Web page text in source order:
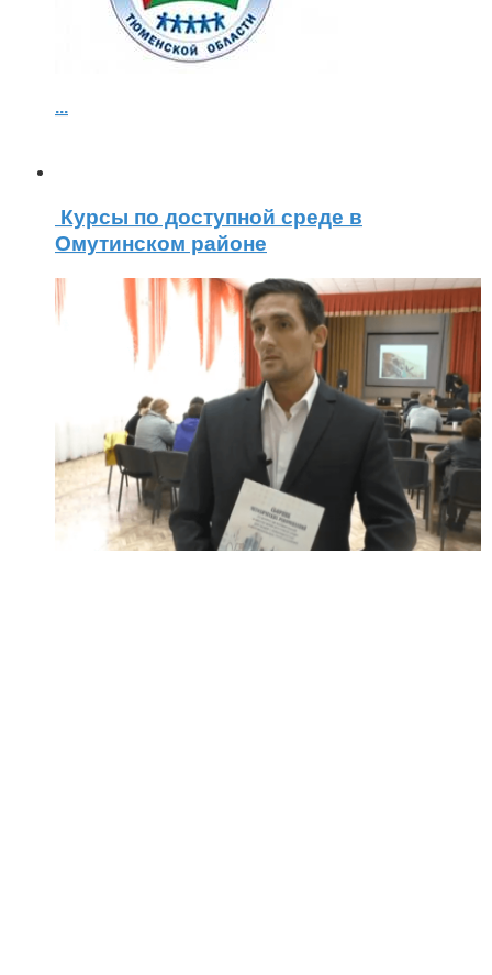
...
Курсы по доступной среде в
Омутинском районе